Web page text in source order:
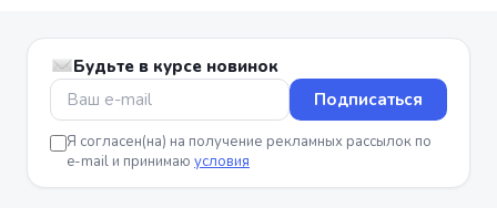
Будьте в курсе новинок
Подписаться
Я согласен(на) на получение рекламных рассылок по
e-mail и принимаю условия